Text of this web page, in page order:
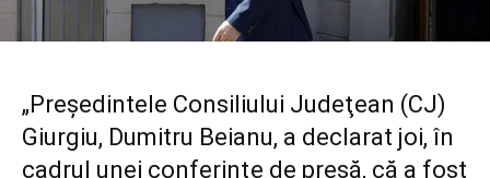
„Preşedintele Consiliului Judeţean (CJ)
Giurgiu, Dumitru Beianu, a declarat joi, în
cadrul unei conferinţe de presă, că a fost